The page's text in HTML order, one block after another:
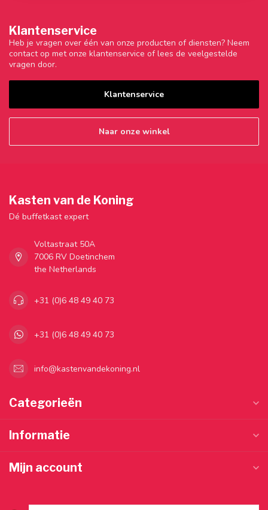
Klantenservice
Heb je vragen over één van onze producten of diensten? Neem
contact op met onze klantenservice of lees de veelgestelde
vragen door.
Klantenservice
Naar onze winkel
Kasten van de Koning
Dé buffetkast expert
Voltastraat 50A
7006 RV Doetinchem
the Netherlands
+31 (0)6 48 49 40 73
+31 (0)6 48 49 40 73
info@kastenvandekoning.nl
Categorieën
Informatie
Mijn account